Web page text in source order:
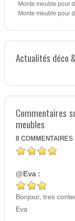
Monte meuble pour
Monte meuble pour
Actualités déco
Commentaires
meubles
8 COMMENTAIRES
@Eva :
Bonjour, tres
Eva